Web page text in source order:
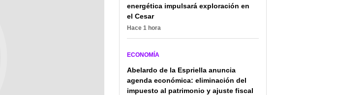
energética impulsará exploración en
el Cesar
Hace 1 hora
ECONOMÍA
Abelardo de la Espriella anuncia
agenda económica: eliminación del
impuesto al patrimonio y ajuste fiscal